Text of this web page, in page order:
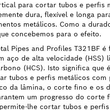
para cortar tubos e perfis
dura, flexível e longa
metálicos. Como a
concebemos para o efeito.
Pipes and Profiles T321BF é
aço de alta velocidade (HSS)
(HCS). Isto significa que
tubos e perfis metálicos com
da lâmina, o corte fino e os
um progresso do corte
lhe cortar tubos e